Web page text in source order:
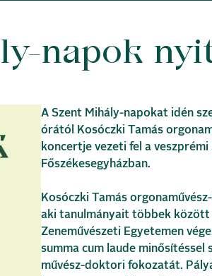
napok
A Szent Mihály-napokat idén
órától Kosóczki Tamás
koncertje vezeti fel a veszprémi
Főszékesegyházban.
Kosóczki Tamás
aki tanulmányait többek között
Zeneművészeti Egyetemen
summa cum laude minősítéssel
művész-doktori fokozatát.